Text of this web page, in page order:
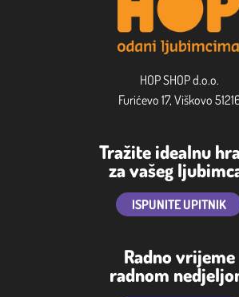
HOP SHOP d.o.o.
Furićevo 17, Viškovo
Tražite idealnu
za vašeg
ISPUNITE UPITNIK
Radno vrijeme
radnom